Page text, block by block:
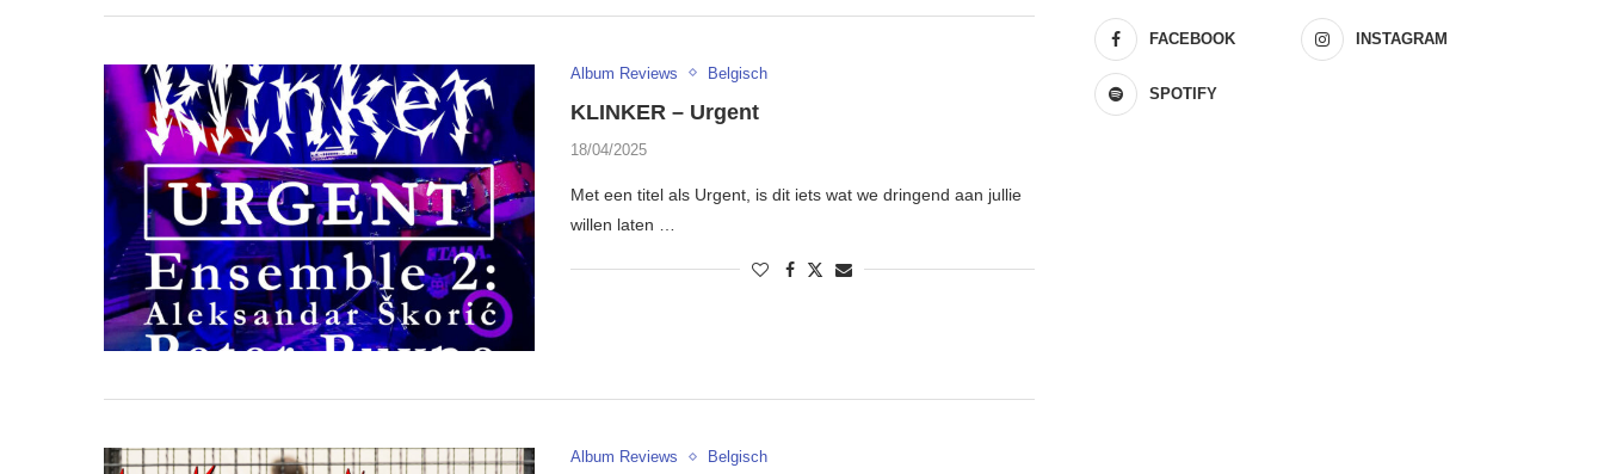
Album Reviews Belgisch
KLINKER – Urgent
18/04/2025
Met een titel als Urgent, is dit iets wat we dringend aan jullie
willen laten …
Album Reviews Belgisch
FACEBOOK INSTAGRAM
SPOTIFY